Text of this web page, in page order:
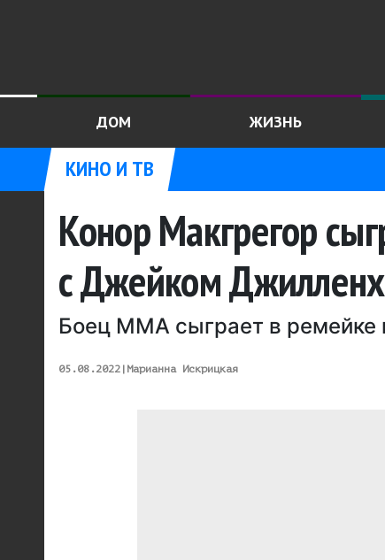
ДОМ ЖИЗНЬ
КИНО И ТВ
Конор Макгрегор
с Джейком
Боец ММА сыграет в ремейке
05.08.2022| Марианна Искрицкая